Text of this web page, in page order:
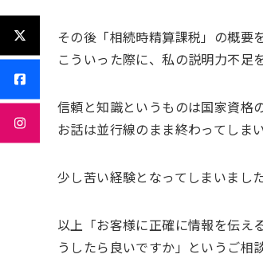
その後「相続時精算課税」の概要
こういった際に、私の説明力不足
信頼と知識というものは国家資格
お話は並行線のまま終わってしま
少し苦い経験となってしまいました
以上「お客様に正確に情報を伝え
うしたら良いですか」というご相